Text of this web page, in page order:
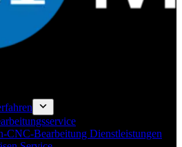
CNC-Bearbeitung Dienstleistungen